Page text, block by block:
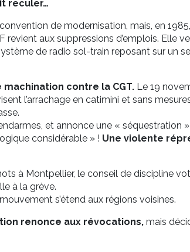
reculer…
de modernisation, mais, en
revient aux suppressions d’emplois. Elle
de radio sol-train reposant sur un
machination contre la CGT. Le 19
l’arrachage en catimini et sans
et annonce une « séquestration
considérable » ! Une violente
à Montpellier, le conseil de discipline
à la grève.
s’étend aux régions voisines.
renonce aux révocations, mais